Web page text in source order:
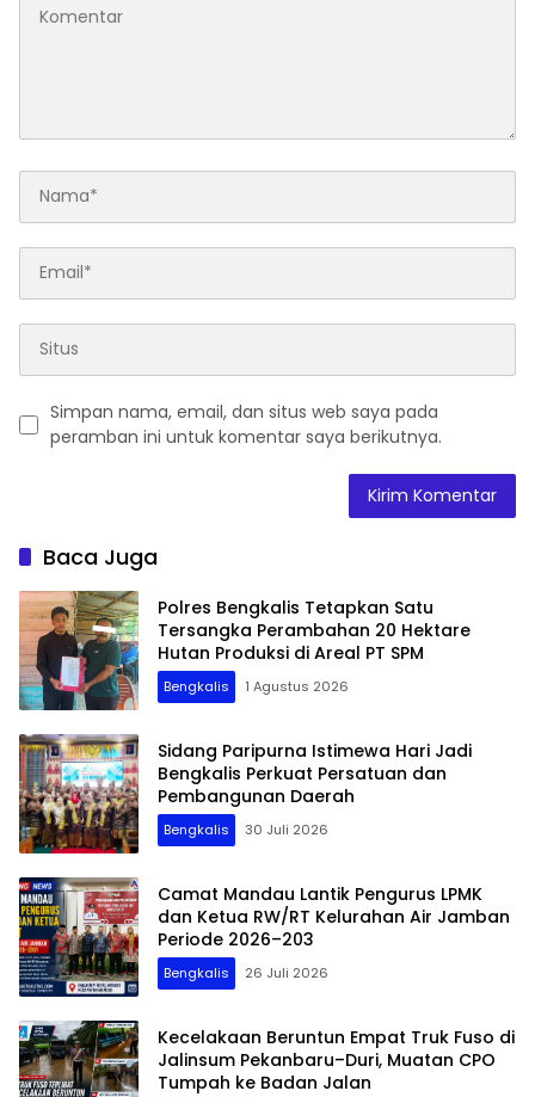
Simpan nama, email, dan situs web saya pada
peramban ini untuk komentar saya berikutnya.
Baca Juga
Polres Bengkalis Tetapkan Satu
Tersangka Perambahan 20 Hektare
Hutan Produksi di Areal PT SPM
Bengkalis 1 Agustus 2026
Sidang Paripurna Istimewa Hari Jadi
Bengkalis Perkuat Persatuan dan
Pembangunan Daerah
Bengkalis 30 Juli 2026
Camat Mandau Lantik Pengurus LPMK
dan Ketua RW/RT Kelurahan Air Jamban
Periode 2026–203
Bengkalis 26 Juli 2026
Kecelakaan Beruntun Empat Truk Fuso di
Jalinsum Pekanbaru–Duri, Muatan CPO
Tumpah ke Badan Jalan